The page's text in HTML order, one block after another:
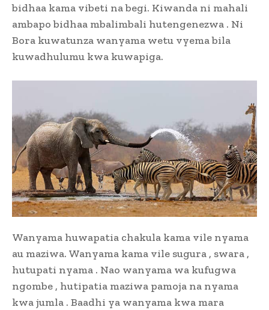
bidhaa kama vibeti na begi. Kiwanda ni mahali
ambapo bidhaa mbalimbali hutengenezwa . Ni
Bora kuwatunza wanyama wetu vyema bila
kuwadhulumu kwa kuwapiga.
Wanyama huwapatia chakula kama vile nyama
au maziwa. Wanyama kama vile sugura , swara ,
hutupati nyama . Nao wanyama wa kufugwa
ngombe , hutipatia maziwa pamoja na nyama
kwa jumla . Baadhi ya wanyama kwa mara